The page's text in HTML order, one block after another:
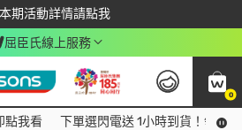
本期活動詳情請點我
下載app最高回饋$350
屈臣氏線上服務
0
看
點我看 下單選閃電送 1小時到貨！領神